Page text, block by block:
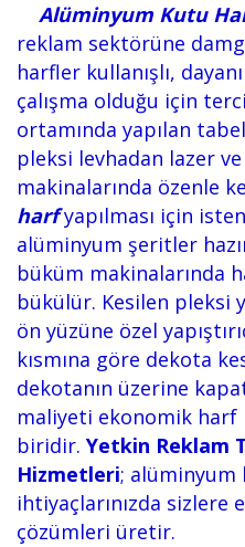
Alüminyum Kutu
reklam sektörüne
harfler kullanışlı,
çalışma olduğu için
ortamında yapılan
pleksi levhadan lazer
makinalarında özenle
harfyapılması için
alüminyum şeritler
büküm makinalarında
bükülür. Kesilen pleksi
ön yüzüne özel
kısmına göre dekota
dekotanın üzerine
maliyeti ekonomik harf
biridir. Yetkin Reklam
Hizmetleri; alüminyum
ihtiyaçlarınızda sizlere
çözümleri üretir.